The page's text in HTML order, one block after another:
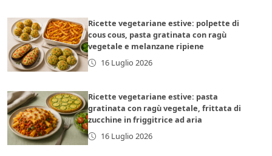
Ricette vegetariane estive: polpette di
cous cous, pasta gratinata con ragù
vegetale e melanzane ripiene
16 Luglio 2026
Ricette vegetariane estive: pasta
gratinata con ragù vegetale, frittata di
zucchine in friggitrice ad aria
16 Luglio 2026